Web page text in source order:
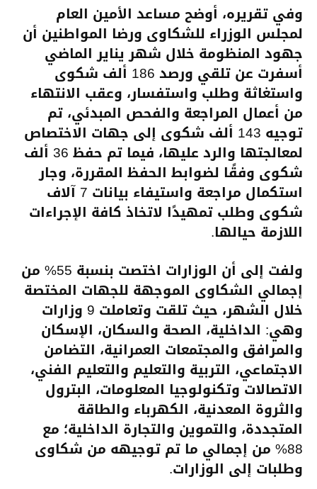
وفي تقريره، أوضح مساعد الأمين العام
لمجلس الوزراء للشكاوى ورضا المواطنين أن
جهود المنظومة خلال شهر يناير الماضي
أسفرت عن تلقي ورصد 186 ألف شكوى
واستغاثة وطلب واستفسار، وعقب الانتهاء
من أعمال المراجعة والفحص المبدئي، تم
توجيه 143 ألف شكوى إلى جهات الاختصاص
لمعالجتها والرد عليها، فيما تم حفظ 36 ألف
شكوى وفقًا لضوابط الحفظ المقررة، وجار
استكمال مراجعة واستيفاء بيانات 7 آلاف
شكوى وطلب تمهيدًا لاتخاذ كافة الإجراءات
اللازمة حيالها.
ولفت إلى أن الوزارات اختصت بنسبة 55% من
إجمالي الشكاوى الموجهة للجهات المختصة
خلال الشهر، حيث تلقت وتعاملت 9 وزارات
وهي: الداخلية، الصحة والسكان، الإسكان
والمرافق والمجتمعات العمرانية، التضامن
الاجتماعي، التربية والتعليم والتعليم الفني،
الاتصالات وتكنولوجيا المعلومات، البترول
والثروة المعدنية، الكهرباء والطاقة
المتجددة، والتموين والتجارة الداخلية؛ مع
88% من إجمالي ما تم توجيهه من شكاوى
وطلبات إلى الوزارات.